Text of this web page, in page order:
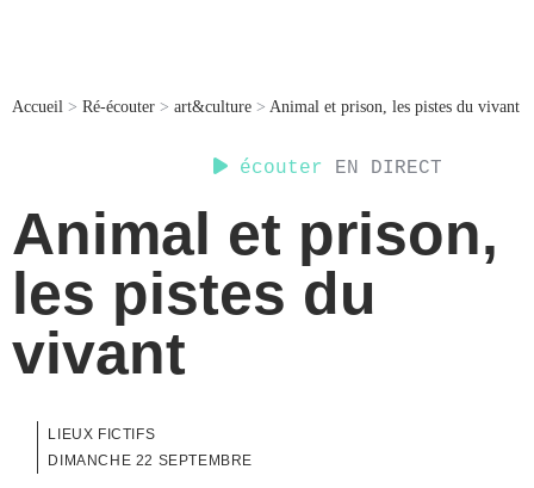
écouter EN DIRECT
Accueil > Ré-écouter > art&culture > Animal et prison, les pistes du vivant
Animal et prison,
les pistes du
vivant
LIEUX FICTIFS
DIMANCHE 22 SEPTEMBRE